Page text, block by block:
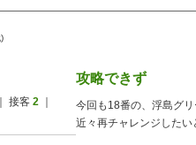
｜ 接客 2
攻略できず
今回も18番の、浮島グ
近々再チャレンジしたい